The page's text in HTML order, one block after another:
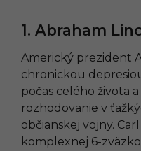
1. Abraham
Americký prezident
chronickou
počas celého života
rozhodovanie v
občianskej vojny.
komplexnej 6-